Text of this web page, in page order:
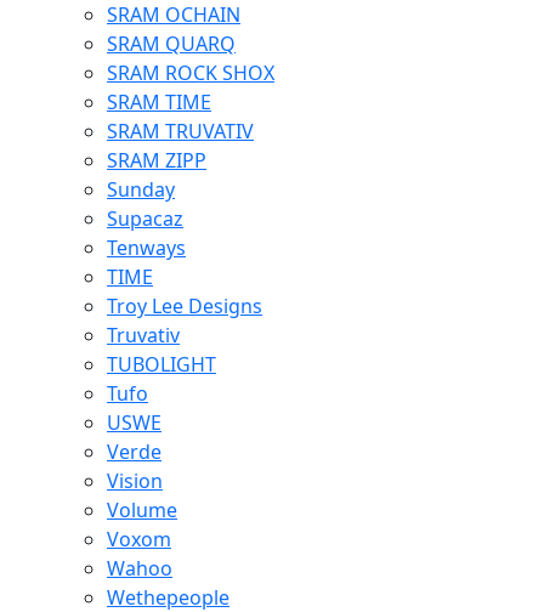
SRAM OCHAIN
SRAM QUARQ
SRAM ROCK SHOX
SRAM TIME
SRAM TRUVATIV
SRAM ZIPP
Sunday
Supacaz
Tenways
TIME
Troy Lee Designs
Truvativ
TUBOLIGHT
Tufo
USWE
Verde
Vision
Volume
Voxom
Wahoo
Wethepeople